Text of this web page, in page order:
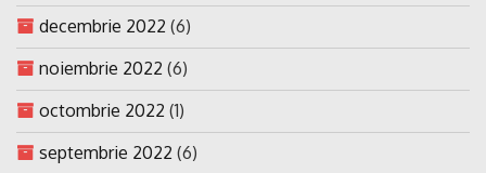
decembrie 2022 (6)
noiembrie 2022 (6)
octombrie 2022 (1)
septembrie 2022 (6)